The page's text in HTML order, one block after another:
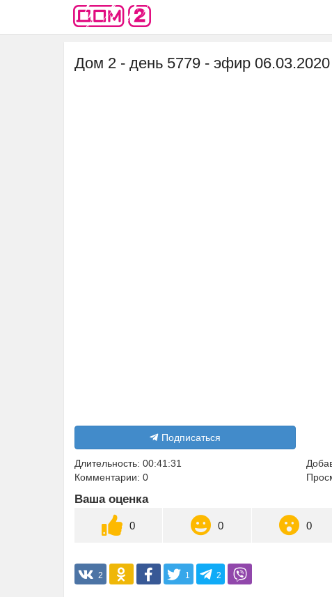
Дом 2 - день 5779 - эфир
Подписаться
Длительность: 00:41:31
Комментарии: 0
Ваша оценка
0 0 0
2 1 2